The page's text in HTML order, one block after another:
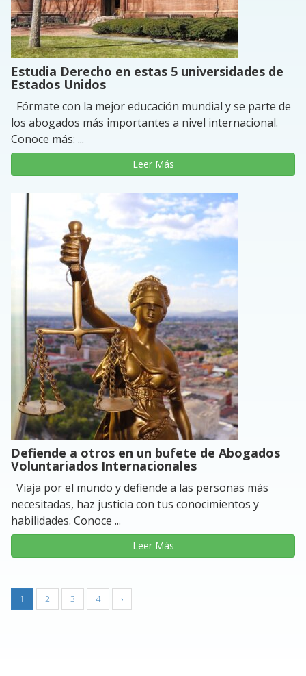
Estudia Derecho en estas 5 universidades de
Estados Unidos
Fórmate con la mejor educación mundial y se parte de
los abogados más importantes a nivel internacional.
Conoce más: ...
Leer Más
Defiende a otros en un bufete de Abogados
Voluntariados Internacionales
Viaja por el mundo y defiende a las personas más
necesitadas, haz justicia con tus conocimientos y
habilidades. Conoce ...
Leer Más
1 2 3 4 ›